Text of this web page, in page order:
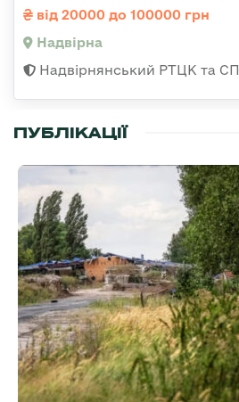
від 20000 до 100000 грн
Надвірна
Надвірнянський РТЦК та СП
ПУБЛІКАЦІЇ